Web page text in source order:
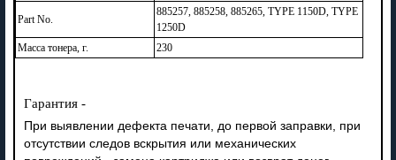
Part No.
885257, 885258, 885265, TYPE 1150D, TYPE
1250D
Масса тонера, г.
230
Гарантия -
При выявлении дефекта печати, до первой заправки, при
отсутствии следов вскрытия или механических